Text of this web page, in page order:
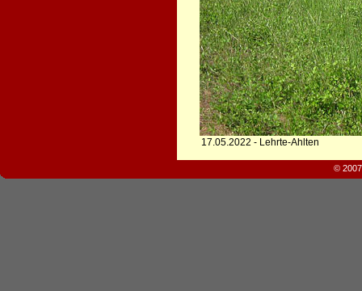
17.05.2022 - Lehrte-Ahlten
©